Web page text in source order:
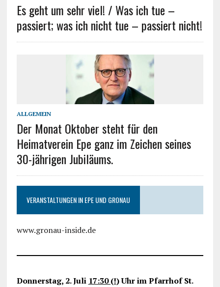
Es geht um sehr viel! / Was ich tue –
passiert; was ich nicht tue – passiert nicht!
ALLGEMEIN
Der Monat Oktober steht für den
Heimatverein Epe ganz im Zeichen seines
30-jährigen Jubiläums.
VERANSTALTUNGEN IN EPE UND GRONAU
www.gronau-inside.de
Donnerstag, 2. Juli 17:30 (!) Uhr im Pfarrhof St.